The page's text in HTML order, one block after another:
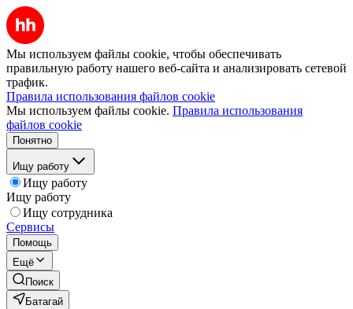
Мы используем файлы cookie, чтобы обеспечивать
правильную работу нашего веб-сайта и анализировать сетевой
трафик.
Правила использования файлов cookie
Мы используем файлы cookie. Правила использования
файлов cookie
Понятно
Ищу работу
Ищу работу
Ищу работу
Ищу сотрудника
Сервисы
Помощь
Ещё
Поиск
Батагай